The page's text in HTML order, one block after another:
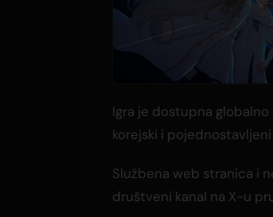
Igra je dostupna
korejski i
Službena web stranica i
društveni kanal na X-u